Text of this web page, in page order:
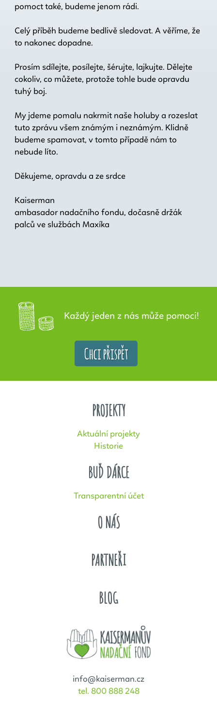
pomoct také, budeme jenom rádi.
Celý příběh budeme bedlivě sledovat. A věříme, že
to nakonec dopadne.
Prosím sdílejte, posílejte, šérujte, lajkujte. Dělejte
cokoliv, co můžete, protože tohle bude opravdu
tuhý boj.
My jdeme pomalu nakrmit naše holuby a rozeslat
tuto zprávu všem známým i neznámým. Klidně
budeme spamovat, v tomto případě nám to
nebude líto.
Děkujeme, opravdu a ze srdce
Kaiserman
ambasador nadačního fondu, dočasně držák
palců ve službách Maxíka
Každý jeden z nás může pomoci!
Chci přispět
PROJEKTY
Aktuální projekty
Historie
BUĎ DÁRCE
Transparentní účet
O NÁS
PARTNEŘI
BLOG
info@kaiserman.cz
tel. 800 888 248